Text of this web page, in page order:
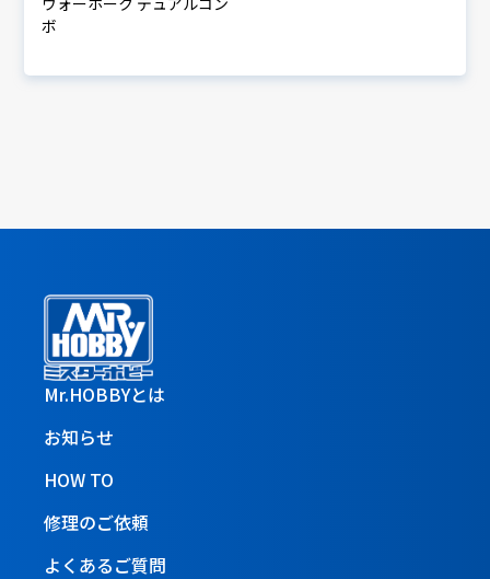
ボ
Mr.HOBBYとは
お知らせ
HOW TO
修理のご依頼
よくあるご質問